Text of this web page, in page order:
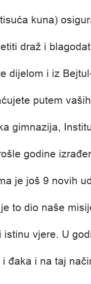
kuna)
draž i
dijelom i iz
putem
gimnazija,
godine
je još 9 novih
to dio naše
vjere. U
đaka i na taj